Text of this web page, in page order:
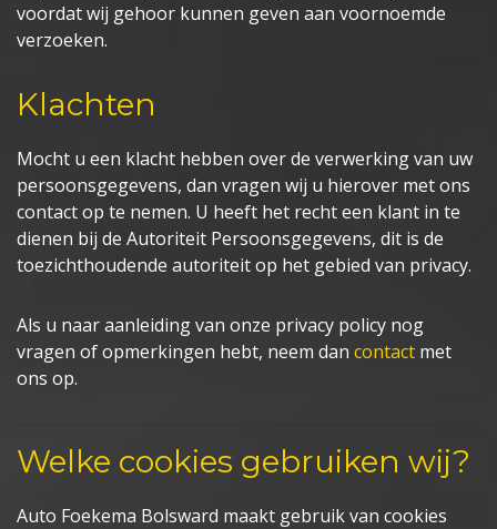
voordat wij gehoor kunnen geven aan voornoemde
verzoeken.
Klachten
Mocht u een klacht hebben over de verwerking van uw
persoonsgegevens, dan vragen wij u hierover met ons
contact op te nemen. U heeft het recht een klant in te
dienen bij de Autoriteit Persoonsgegevens, dit is de
toezichthoudende autoriteit op het gebied van privacy.
Als u naar aanleiding van onze privacy policy nog
vragen of opmerkingen hebt, neem dan contact met
ons op.
Welke cookies gebruiken wij?
Auto Foekema Bolsward maakt gebruik van cookies